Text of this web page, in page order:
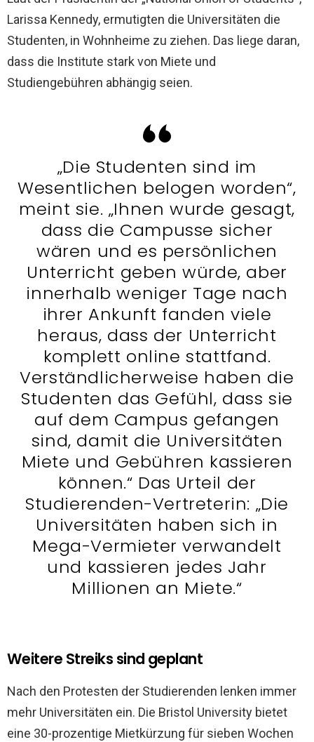
Larissa Kennedy, ermutigten die Universitäten die
Studenten, in Wohnheime zu ziehen. Das liege daran,
dass die Institute stark von Miete und
Studiengebühren abhängig seien.
„Die Studenten sind im
Wesentlichen belogen worden“,
meint sie. „Ihnen wurde gesagt,
dass die Campusse sicher
wären und es persönlichen
Unterricht geben würde, aber
innerhalb weniger Tage nach
ihrer Ankunft fanden viele
heraus, dass der Unterricht
komplett online stattfand.
Verständlicherweise haben die
Studenten das Gefühl, dass sie
auf dem Campus gefangen
sind, damit die Universitäten
Miete und Gebühren kassieren
können.“ Das Urteil der
Studierenden-Vertreterin: „Die
Universitäten haben sich in
Mega-Vermieter verwandelt
und kassieren jedes Jahr
Millionen an Miete.“
Weitere Streiks sind geplant
Nach den Protesten der Studierenden lenken immer
mehr Universitäten ein. Die Bristol University bietet
eine 30-prozentige Mietkürzung für sieben Wochen